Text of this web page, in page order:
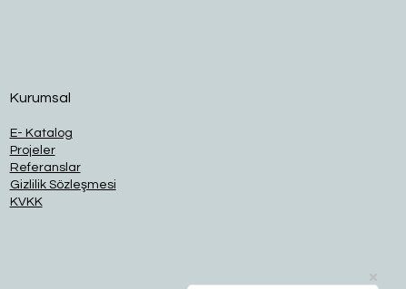
Kurumsal
E- Katalog
Projeler
Referanslar
Gizlilik Sözleşmesi
KVKK